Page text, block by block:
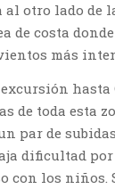
al otro lado de
de costa
más
hasta
de toda esta
par de
dificultad
con los niños.